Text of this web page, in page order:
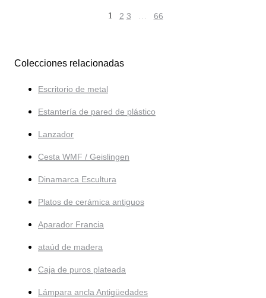
1 2 3 … 66
Colecciones relacionadas
Escritorio de metal
Estantería de pared de plástico
Lanzador
Cesta WMF / Geislingen
Dinamarca Escultura
Platos de cerámica antiguos
Aparador Francia
ataúd de madera
Caja de puros plateada
Lámpara ancla Antigüedades